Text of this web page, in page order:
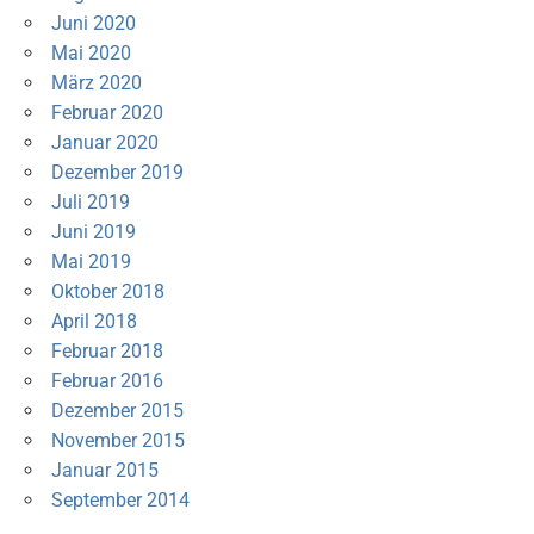
Juni 2020
Mai 2020
März 2020
Februar 2020
Januar 2020
Dezember 2019
Juli 2019
Juni 2019
Mai 2019
Oktober 2018
April 2018
Februar 2018
Februar 2016
Dezember 2015
November 2015
Januar 2015
September 2014